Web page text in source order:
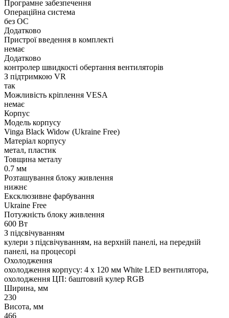
Програмне забезпечення
Операційна система
без ОС
Додатково
Пристрої введення в комплекті
немає
Додатково
контролер швидкості обертання вентиляторів
З підтримкою VR
так
Можливість кріплення VESA
немає
Корпус
Модель корпусу
Vinga Black Widow (Ukraine Free)
Матеріал корпусу
метал, пластик
Товщина металу
0.7 мм
Розташування блоку живлення
нижнє
Ексклюзивне фарбування
Ukraine Free
Потужність блоку живлення
600 Вт
З підсвічуванням
кулери з підсвічуванням, на верхній панелі, на передній
панелі, на процесорі
Охолодження
охолодження корпусу: 4 x 120 мм White LED вентилятора,
охолодження ЦП: баштовий кулер RGB
Ширина, мм
230
Висота, мм
466